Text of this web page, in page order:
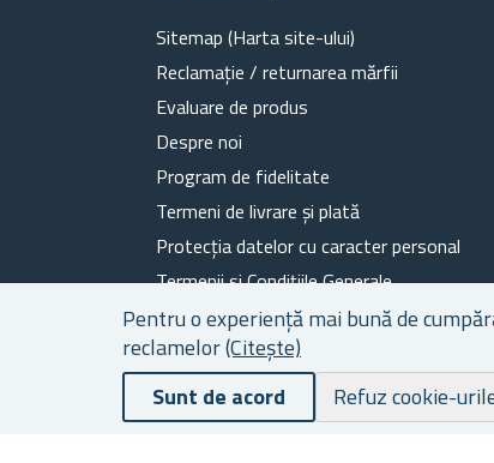
Pentru o experiență mai bună de
reclamelor(Citește)
Sunt de acord
Refuz cookie-
Sitemap (Harta site-ului)
Reclamație / returnarea mărfii
Evaluare de produs
Despre noi
Program de fidelitate
Termeni de livrare și plată
Protecția datelor cu caracter personal
Termenii si Condițiile Generale
Fișiere cookie
Contacte